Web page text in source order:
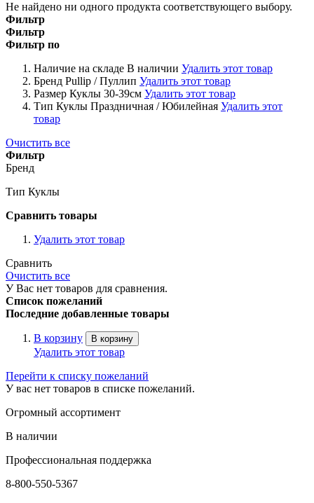
Не найдено ни одного продукта соответствующего выбору.
Фильтр
Фильтр
Фильтр по
Наличие на складе В наличии Удалить этот товар
Бренд Pullip / Пуллип Удалить этот товар
Размер Куклы 30-39см Удалить этот товар
Тип Куклы Праздничная / Юбилейная Удалить этот
товар
Очистить все
Фильтр
Бренд
Тип Куклы
Сравнить товары
Удалить этот товар
Сравнить
Очистить все
У Вас нет товаров для сравнения.
Список пожеланий
Последние добавленные товары
В корзину В корзину
Удалить этот товар
Перейти к списку пожеланий
У вас нет товаров в списке пожеланий.
Огромный ассортимент
В наличии
Профессиональная поддержка
8-800-550-5367